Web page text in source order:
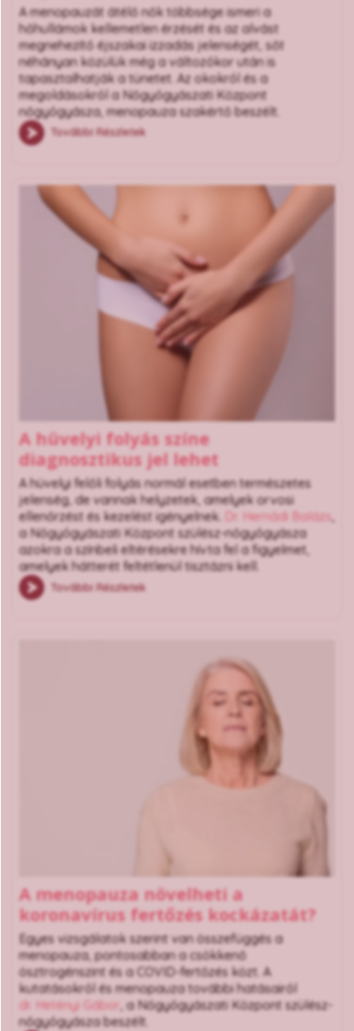
A menopauzát átélő nők többsége ismeri a
hőhullámok kellemetlen érzését és az alvást
megnehezítő éjszakai izzadás jelenségét, sőt
néhányan közülük még a változókor után is
tapasztalhatják a tünetet. Az okokról és a
megoldásokról a Nőgyógyászati Központ
nőgyógyásza, menopauza szakértő beszélt.
További Részletek
A hüvelyi folyás színe
diagnosztikus jel lehet
A hüvelyi felőli folyás normál esetben természetes
jelenség, de vannak helyzetek, amelyek orvosi
ellenőrzést és kezelést igényelnek.
Dr. Hernádi Balázs,
a Nőgyógyászati Központ szülész-nőgyógyásza
azokra a színbeli eltérésekre hívta fel a figyelmet,
amelyek hátterét feltétlenül tisztázni kell.
További Részletek
A menopauza növelheti a
koronavírus fertőzés kockázatát?
Egyes vizsgálatok szerint van összefüggés a
menopauza, pontosabban a csökkenő
ösztrogénszint és a COVID-fertőzés közt. A
kutatásokról és menopauza további hatásairól
dr. Hetényi Gábor , a Nőgyógyászati Központ szülész-
nőgyógyásza beszélt.